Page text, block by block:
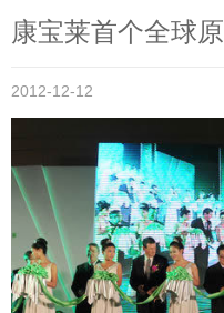
康宝莱首个全球
2012-12-12